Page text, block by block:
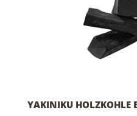
YAKINIKU HOLZKOHLE